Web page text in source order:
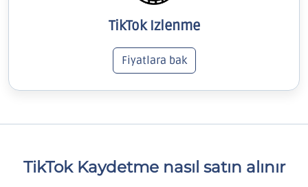
TikTok Izlenme
Fiyatlara bak
TikTok Kaydetme nasıl satın alınır